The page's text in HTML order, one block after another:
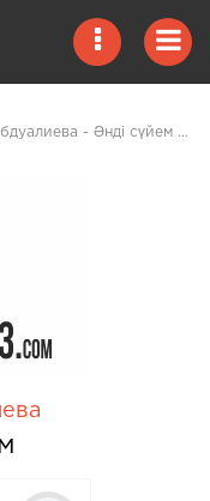
- Әнді сүйем mp3 скачать